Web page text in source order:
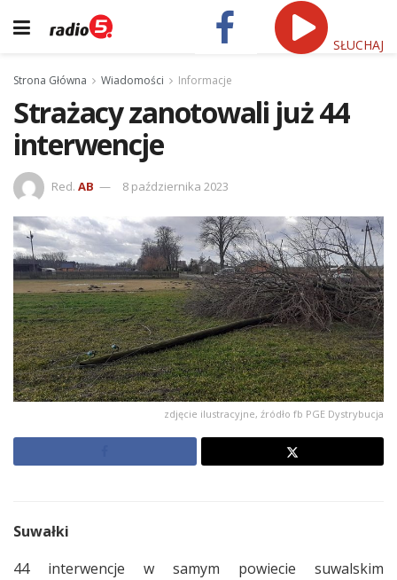
SŁUCHAJ
Strona Główna Wiadomości Informacje
Strażacy zanotowali już 44
interwencje
Red. AB 8 października 2023
zdjęcie ilustracyjne, źródło fb PGE Dystrybucja
Suwałki
44 interwencje w samym powiecie suwalskim